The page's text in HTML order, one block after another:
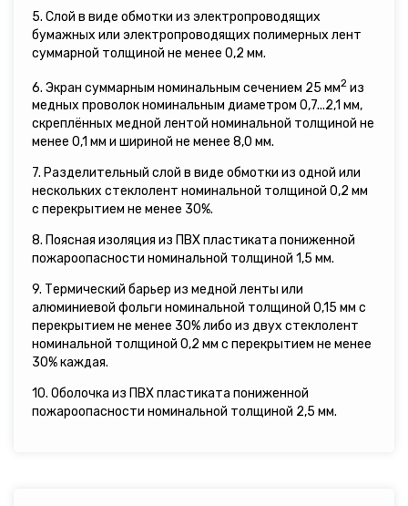
5. Слой в виде обмотки из электропроводящих
бумажных или электропроводящих полимерных лент
суммарной толщиной не менее 0,2 мм.
6. Экран суммарным номинальным сечением 25 мм2 из
медных проволок номинальным диаметром 0,7...2,1 мм,
скреплённых медной лентой номинальной толщиной не
менее 0,1 мм и шириной не менее 8,0 мм.
7. Разделительный слой в виде обмотки из одной или
нескольких стеклолент номинальной толщиной 0,2 мм
с перекрытием не менее 30%.
8. Поясная изоляция из ПВХ пластиката пониженной
пожароопасности номинальной толщиной 1,5 мм.
9. Термический барьер из медной ленты или
алюминиевой фольги номинальной толщиной 0,15 мм с
перекрытием не менее 30% либо из двух стеклолент
номинальной толщиной 0,2 мм с перекрытием не менее
30% каждая.
10. Оболочка из ПВХ пластиката пониженной
пожароопасности номинальной толщиной 2,5 мм.